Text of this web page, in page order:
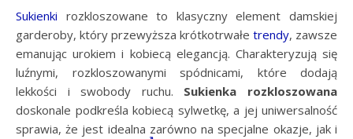
Sukienki rozkloszowane to klasyczny element damskiej
garderoby, który przewyższa krótkotrwałe trendy, zawsze
emanując urokiem i kobiecą elegancją. Charakteryzują się
luźnymi, rozkloszowanymi spódnicami, które dodają
lekkości i swobody ruchu. Sukienka rozkloszowana
doskonale podkreśla kobiecą sylwetkę, a jej uniwersalność
sprawia, że jest idealna zarówno na specjalne okazje, jak i